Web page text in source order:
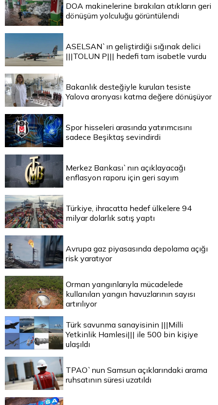
DOA makinelerine bırakılan atıkların geri
dönüşüm yolculuğu görüntülendi
ASELSAN`ın geliştirdiği sığınak delici
|||TOLUN P||| hedefi tam isabetle vurdu
Bakanlık desteğiyle kurulan tesiste
Yalova aronyası katma değere dönüşüyor
Spor hisseleri arasında yatırımcısını
sadece Beşiktaş sevindirdi
Merkez Bankası`nın açıklayacağı
enflasyon raporu için geri sayım
Türkiye, ihracatta hedef ülkelere 94
milyar dolarlık satış yaptı
Avrupa gaz piyasasında depolama açığı
risk yaratıyor
Orman yangınlarıyla mücadelede
kullanılan yangın havuzlarının sayısı
artırılıyor
Türk savunma sanayisinin |||Milli
Yetkinlik Hamlesi||| ile 500 bin kişiye
ulaşıldı
TPAO`nun Samsun açıklarındaki arama
ruhsatının süresi uzatıldı